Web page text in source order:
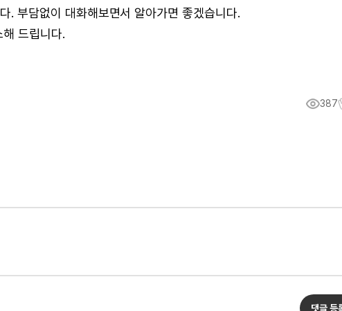
. 부담없이 대화해보면서 알아가면 좋겠습니다.
드립니다.
387
댓글 등